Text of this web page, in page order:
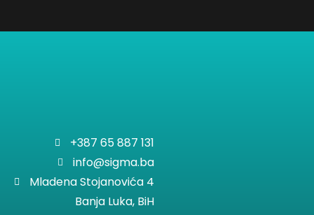
+387 65 887 131
info@sigma.ba
Mladena Stojanovića 4
Banja Luka, BiH